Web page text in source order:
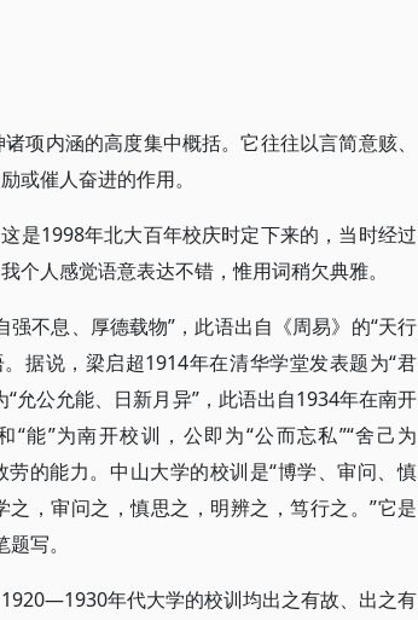
项内涵的高度集中概括。它往往以言简意赅、
或催人奋进的作用。
是1998年北大百年校庆时定下来的，当时经过
个人感觉语意表达不错，惟用词稍欠典雅。
不息、厚德载物”，此语出自《周易》的“天行
据说，梁启超1914年在清华学堂发表题为“君
允公允能、日新月异”，此语出自1934年在南开
能”为南开校训，公即为“公而忘私”“舍己为
劳的能力。中山大学的校训是“博学、审问、慎
，审问之，慎思之，明辨之，笃行之。”它是
写。
年代大学的校训均出之有故、出之有